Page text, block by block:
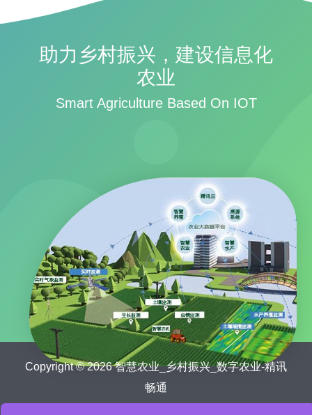
助力乡村振兴，建设信息化
农业
Smart Agriculture Based On IOT
Copyright © 2026 智慧农业_乡村振兴_数字农业-精讯
畅通